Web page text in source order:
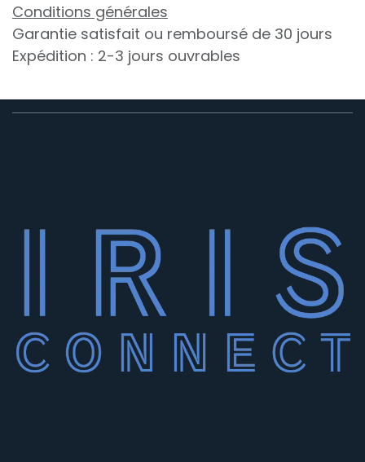
Conditions générales
Garantie satisfait ou remboursé de 30 jours
Expédition : 2-3 jours ouvrables